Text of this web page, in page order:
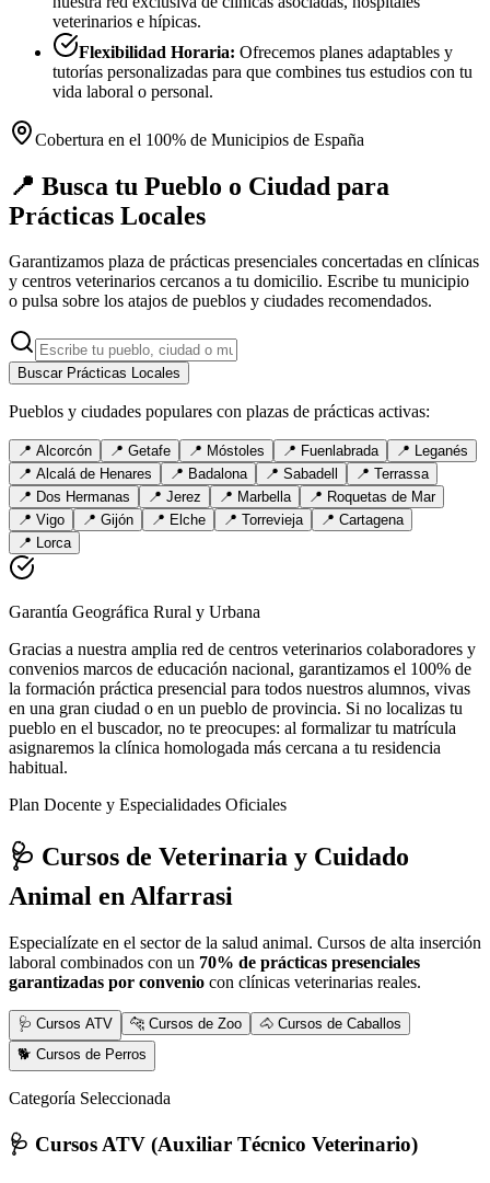
veterinarios e hípicas.
Flexibilidad Horaria: Ofrecemos planes adaptables y
tutorías personalizadas para que combines tus estudios con tu
vida laboral o personal.
Cobertura en el 100% de Municipios de España
📍 Busca tu Pueblo o Ciudad para
Prácticas Locales
Garantizamos plaza de prácticas presenciales concertadas en clínicas
y centros veterinarios cercanos a tu domicilio. Escribe tu municipio
o pulsa sobre los atajos de pueblos y ciudades recomendados.
Buscar Prácticas Locales
Pueblos y ciudades populares con plazas de prácticas activas:
📍 Alcorcón 📍 Getafe 📍 Móstoles 📍 Fuenlabrada 📍 Leganés
📍 Alcalá de Henares 📍 Badalona 📍 Sabadell 📍 Terrassa
📍 Dos Hermanas 📍 Jerez 📍 Marbella 📍 Roquetas de Mar
📍 Vigo 📍 Gijón 📍 Elche 📍 Torrevieja 📍 Cartagena
📍 Lorca
Garantía Geográfica Rural y Urbana
Gracias a nuestra amplia red de centros veterinarios colaboradores y
convenios marcos de educación nacional, garantizamos el 100% de
la formación práctica presencial para todos nuestros alumnos, vivas
en una gran ciudad o en un pueblo de provincia. Si no localizas tu
pueblo en el buscador, no te preocupes: al formalizar tu matrícula
asignaremos la clínica homologada más cercana a tu residencia
habitual.
Plan Docente y Especialidades Oficiales
🩺 Cursos de Veterinaria y Cuidado
Animal en Alfarrasi
Especialízate en el sector de la salud animal. Cursos de alta inserción
laboral combinados con un 70% de prácticas presenciales
garantizadas por convenio con clínicas veterinarias reales.
🩺 Cursos ATV 🐆 Cursos de Zoo
🐴 Cursos de Caballos
🐕 Cursos de Perros
Categoría Seleccionada
🩺 Cursos ATV (Auxiliar Técnico Veterinario)